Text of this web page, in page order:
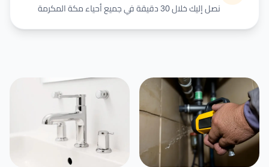
نصل إليك خلال 30 دقيقة في جميع أحياء مكة المكرمة